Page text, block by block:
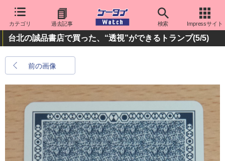
カテゴリ 過去記事 検索 Impressサイト
台北の誠品書店で買った、“透視”ができるトランプ(5/5)
前の画像